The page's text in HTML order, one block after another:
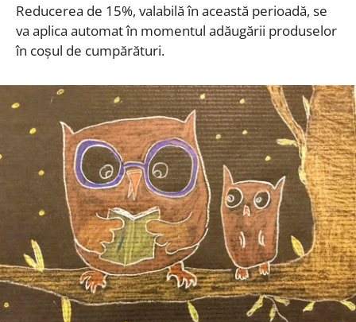
Reducerea de 15%, valabilă în această perioadă, se
va aplica automat în momentul adăugării produselor
în coșul de cumpărături.